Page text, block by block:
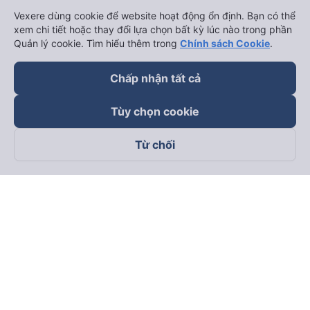
Theo dõi chúng tôi trên
Vexere dùng cookie để website hoạt động ổn định. Bạn có thể
xem chi tiết hoặc thay đổi lựa chọn bất kỳ lúc nào trong phần
Quản lý cookie. Tìm hiểu thêm trong Chính sách Cookie.
Chấp nhận tất cả
Tùy chọn cookie
Từ chối